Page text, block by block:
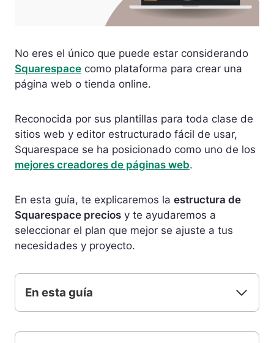
No eres el único que puede estar considerando
Squarespace como plataforma para crear una
página web o tienda online.
Reconocida por sus plantillas para toda clase de
sitios web y editor estructurado fácil de usar,
Squarespace se ha posicionado como uno de los
mejores creadores de páginas web.
En esta guía, te explicaremos la estructura de
Squarespace precios y te ayudaremos a
seleccionar el plan que mejor se ajuste a tus
necesidades y proyecto.
En esta guía